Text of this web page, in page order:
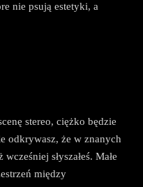
nie psują estetyki, a
stereo, ciężko będzie
odkrywasz, że w znanych
słyszałeś. Małe
między